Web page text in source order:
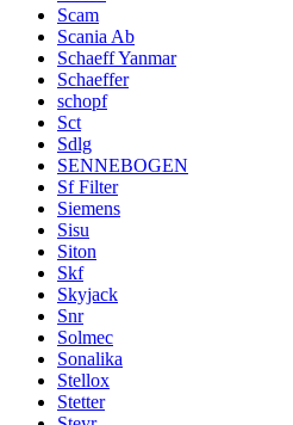
Scam
Scania Ab
Schaeff Yanmar
Schaeffer
schopf
Sct
Sdlg
SENNEBOGEN
Sf Filter
Siemens
Sisu
Siton
Skf
Skyjack
Snr
Solmec
Sonalika
Stellox
Stetter